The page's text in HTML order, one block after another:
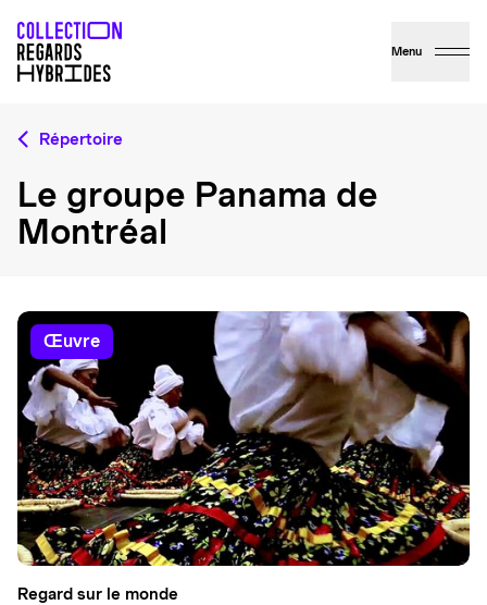
Menu
Répertoire
Le groupe Panama de
Montréal
œuvre
Regard sur le monde